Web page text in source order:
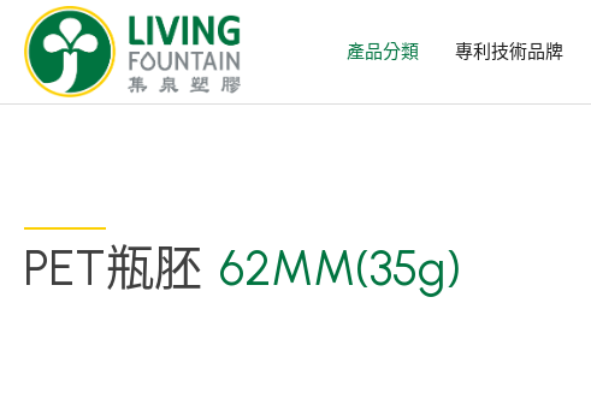
產品分類 專利技術品牌
PET瓶胚 62MM(35g)
產品分類